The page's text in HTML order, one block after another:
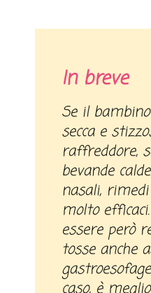
In breve
Se il bambino presenta tosse
secca e
raffreddore,
bevande
nasali,
molto
essere però
tosse anche